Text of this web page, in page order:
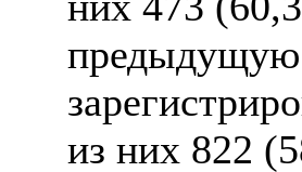
предыдущую
из них 822